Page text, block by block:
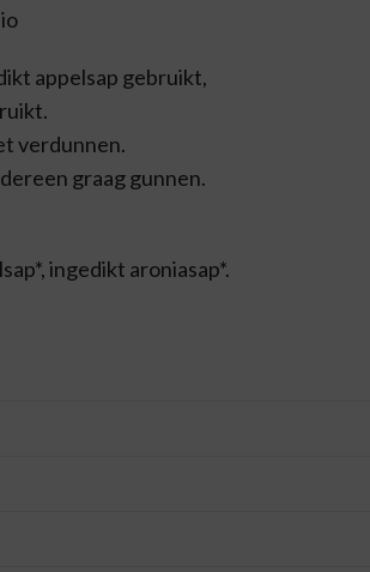
appelsap gebruikt,
verdunnen.
graag gunnen.
ingedikt aroniasap*.